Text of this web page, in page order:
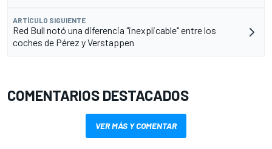
ARTÍCULO SIGUIENTE
Red Bull notó una diferencia "inexplicable" entre los
coches de Pérez y Verstappen
COMENTARIOS DESTACADOS
VER MÁS Y COMENTAR